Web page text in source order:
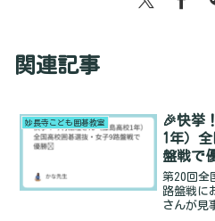
関連記事
妙長寺こども囲碁教室
🎉快挙
1年）
盤戦で
第20回全
路盤戦に
さんが見